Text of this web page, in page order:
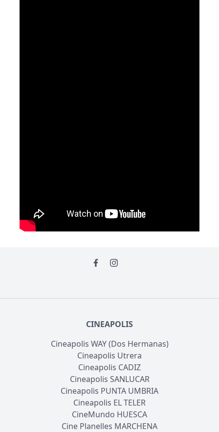
CINEAPOLIS
Cineapolis WAY (Dos Hermanas)
Cineapolis Utrera
Cineapolis CADIZ
Cineapolis SANLUCAR
Cineapolis PUNTA UMBRIA
Cineapolis EL TELER
CineMundo HUESCA
Cine Planelles MARCHENA